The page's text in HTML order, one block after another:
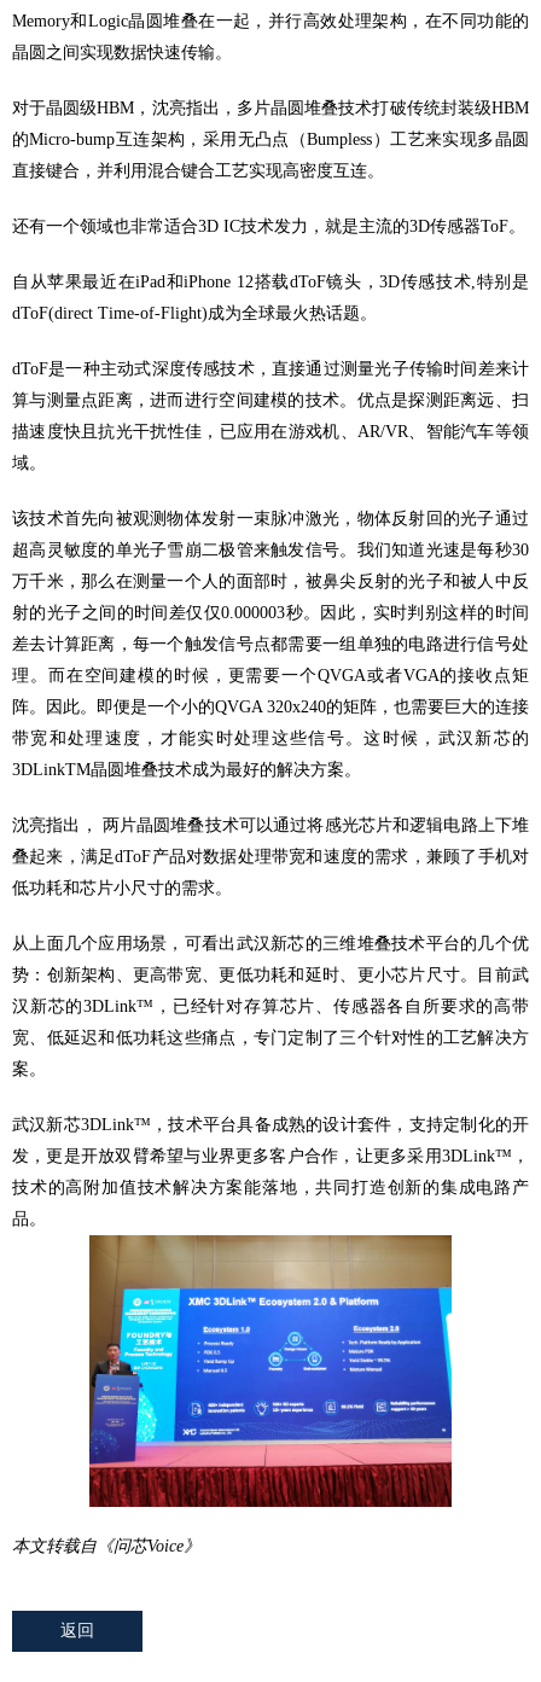
Memory和Logic晶圆堆叠在一起，并行高效处理架构，在不同功能的
晶圆之间实现数据快速传输。
对于晶圆级HBM，沈亮指出，多片晶圆堆叠技术打破传统封装级HBM
的Micro-bump互连架构，采用无凸点（Bumpless）工艺来实现多晶圆
直接键合，并利用混合键合工艺实现高密度互连。
还有一个领域也非常适合3D IC技术发力，就是主流的3D传感器ToF。
自从苹果最近在iPad和iPhone 12搭载dToF镜头，3D传感技术,特别是
dToF(direct Time-of-Flight)成为全球最火热话题。
dToF是一种主动式深度传感技术，直接通过测量光子传输时间差来计
算与测量点距离，进而进行空间建模的技术。优点是探测距离远、扫
描速度快且抗光干扰性佳，已应用在游戏机、AR/VR、智能汽车等领
域。
该技术首先向被观测物体发射一束脉冲激光，物体反射回的光子通过
超高灵敏度的单光子雪崩二极管来触发信号。我们知道光速是每秒30
万千米，那么在测量一个人的面部时，被鼻尖反射的光子和被人中反
射的光子之间的时间差仅仅0.000003秒。因此，实时判别这样的时间
差去计算距离，每一个触发信号点都需要一组单独的电路进行信号处
理。而在空间建模的时候，更需要一个QVGA或者VGA的接收点矩
阵。因此。即便是一个小的QVGA 320x240的矩阵，也需要巨大的连接
带宽和处理速度，才能实时处理这些信号。这时候，武汉新芯的
3DLinkTM晶圆堆叠技术成为最好的解决方案。
沈亮指出， 两片晶圆堆叠技术可以通过将感光芯片和逻辑电路上下堆
叠起来，满足dToF产品对数据处理带宽和速度的需求，兼顾了手机对
低功耗和芯片小尺寸的需求。
从上面几个应用场景，可看出武汉新芯的三维堆叠技术平台的几个优
势：创新架构、更高带宽、更低功耗和延时、更小芯片尺寸。目前武
汉新芯的3DLink™，已经针对存算芯片、传感器各自所要求的高带
宽、低延迟和低功耗这些痛点，专门定制了三个针对性的工艺解决方
案。
武汉新芯3DLink™，技术平台具备成熟的设计套件，支持定制化的开
发，更是开放双臂希望与业界更多客户合作，让更多采用3DLink™，
技术的高附加值技术解决方案能落地，共同打造创新的集成电路产
品。
本文转载自《问芯Voice》
返回